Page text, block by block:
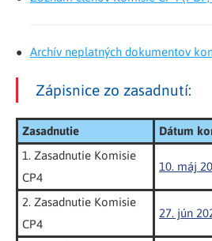
Archív neplatných dokumentov
Zápisnice zo zasadnutí:
Zasadnutie
Dátum
1. Zasadnutie Komisie
CP4
10. máj
2. Zasadnutie Komisie
CP4
27. jún